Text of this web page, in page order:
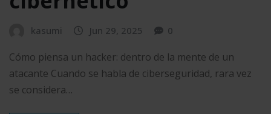
kasumi Jun 29, 2025 0
Cómo piensa un hacker: dentro de la mente de un
atacante Cuando se habla de ciberseguridad, rara vez
se considera…